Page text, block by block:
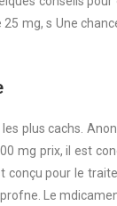
mg, s Une
plus cachs.
mg prix, il est
conçu pour le
Le